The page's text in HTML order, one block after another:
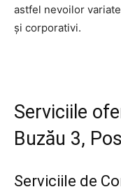
astfel nevoilor
și corporativi.
Serviciile
Buzău 3,
Serviciile de